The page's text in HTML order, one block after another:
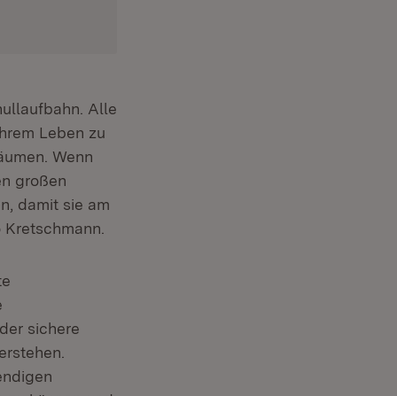
Alle
Leben zu
Wenn
großen
damit sie am
sichere